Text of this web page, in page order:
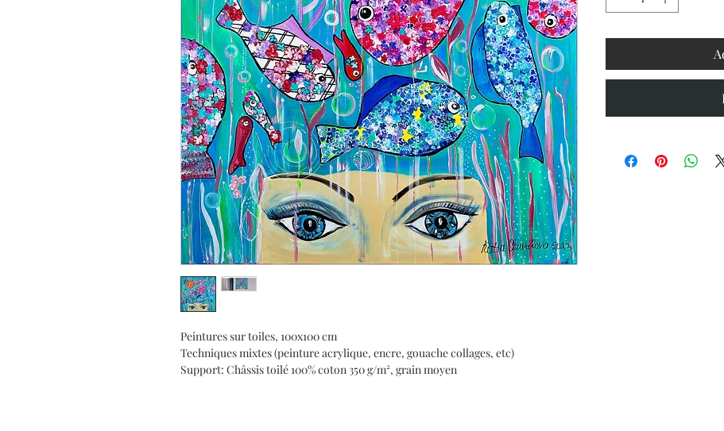
Peintures sur toiles, 100x100 cm
Techniques mixtes (peinture acrylique, encre, gouache collages, etc)
Support: Châssis toilé 100% coton 350 g/m², grain moyen